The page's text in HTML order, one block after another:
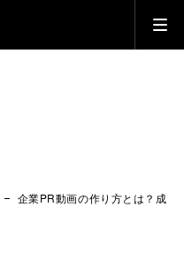
企業PR動画の作り方とは？成功